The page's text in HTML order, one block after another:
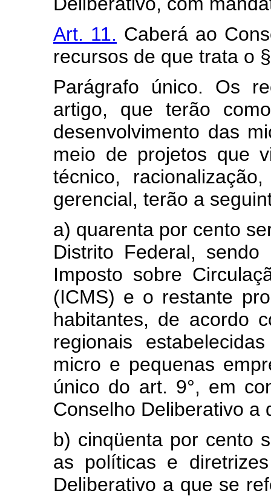
Art. 11. Caberá ao
recursos de que trata o
Parágrafo único. Os
artigo, que terão
desenvolvimento das
meio de projetos que
técnico,
gerencial, terão a
a) quarenta por cento
Distrito Federal, sendo
Imposto sobre
(ICMS) e o restante
habitantes, de acordo
regionais
micro e pequenas
único do art. 9°, em
Conselho Deliberativo a
b) cinqüenta por cento
as políticas e
Deliberativo a que se